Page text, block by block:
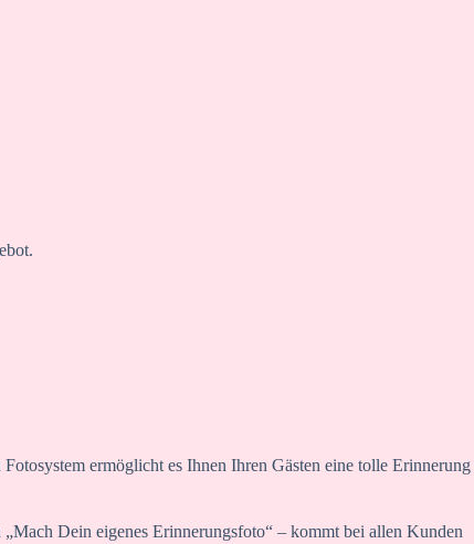
ermöglicht es Ihnen Ihren Gästen eine tolle Erinnerung
Dein eigenes Erinnerungsfoto“ – kommt bei allen Kunden